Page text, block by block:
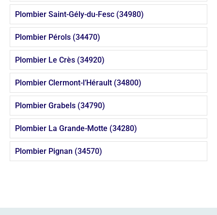
Plombier Saint-Gély-du-Fesc (34980)
Plombier Pérols (34470)
Plombier Le Crès (34920)
Plombier Clermont-l’Hérault (34800)
Plombier Grabels (34790)
Plombier La Grande-Motte (34280)
Plombier Pignan (34570)